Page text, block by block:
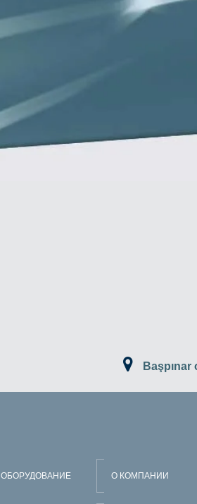
ОБОРУДОВАНИЕ О КОМПАНИИ